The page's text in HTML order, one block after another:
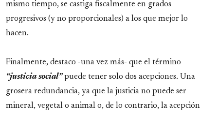
mismo tiempo, se castiga fiscalmente en grados
progresivos (y no proporcionales) a los que mejor lo
hacen.
Finalmente, destaco -una vez más- que el término
“justicia social”puede tener solo dos acepciones. Una
grosera redundancia, ya que la justicia no puede ser
mineral, vegetal o animal o, de lo contrario, la acepción